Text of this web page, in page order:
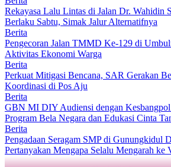
Rekayasa Lalu Lintas di Jalan Dr. Wahidin
Berlaku Sabtu, Simak Jalur Alternatifnya
Berita
Pengecoran Jalan TMMD Ke-129 di
Aktivitas Ekonomi Warga
Berita
Perkuat Mitigasi Bencana, SAR Gerakan
Koordinasi di Pos Aju
Berita
GBN MI DIY Audiensi dengan
Program Bela Negara dan Edukasi Cinta
Berita
Pengadaan Seragam SMP di Gunungkidul
Pertanyakan Mengapa Selalu Mengarah ke